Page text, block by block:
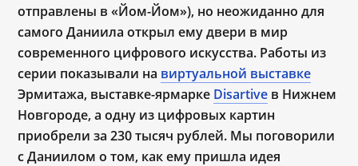
отправлены в «Йом-Йом»), но неожиданно для
самого Даниила открыл ему двери в мир
современного цифрового искусства. Работы из
серии показывали на виртуальной выставке
Эрмитажа, выставке-ярмарке Disartive в Нижнем
Новгороде, а одну из цифровых картин
приобрели за 230 тысяч рублей. Мы поговорили
с Даниилом о том, как ему пришла идея